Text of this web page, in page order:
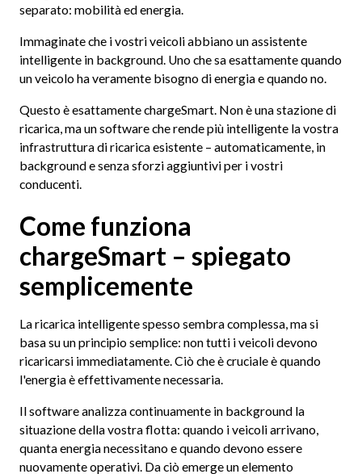
separato: mobilità ed energia.
Immaginate che i vostri veicoli abbiano un assistente
intelligente in background. Uno che sa esattamente quando
un veicolo ha veramente bisogno di energia e quando no.
Questo è esattamente chargeSmart. Non è una stazione di
ricarica, ma un software che rende più intelligente la vostra
infrastruttura di ricarica esistente – automaticamente, in
background e senza sforzi aggiuntivi per i vostri
conducenti.
Come funziona
chargeSmart – spiegato
semplicemente
La ricarica intelligente spesso sembra complessa, ma si
basa su un principio semplice: non tutti i veicoli devono
ricaricarsi immediatamente. Ciò che è cruciale è quando
l'energia è effettivamente necessaria.
Il software analizza continuamente in background la
situazione della vostra flotta: quando i veicoli arrivano,
quanta energia necessitano e quando devono essere
nuovamente operativi. Da ciò emerge un elemento